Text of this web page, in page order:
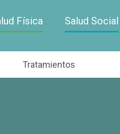
Física Salud Social
Tratamientos